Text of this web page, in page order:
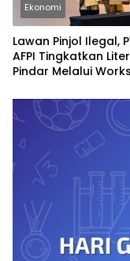
Ekonomi
Lawan Pinjol Ilegal,
AFPI Tingkatkan
Pindar Melalui